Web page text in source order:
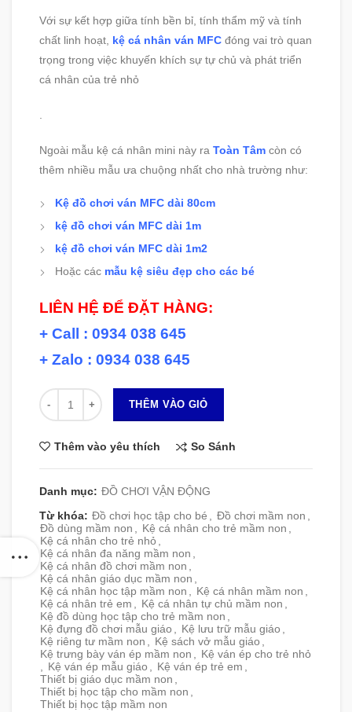
Với sự kết hợp giữa tính bền bỉ, tính thẩm mỹ và tính
chất linh hoạt, kệ cá nhân ván MFC đóng vai trò quan
trọng trong việc khuyến khích sự tự chủ và phát triển
cá nhân của trẻ nhỏ
Ngoài mẫu kệ cá nhân mini này ra Toàn Tâm còn có
thêm nhiều mẫu ưa chuộng nhất cho nhà trường như:
Kệ đồ chơi ván MFC dài 80cm
kệ đồ chơi ván MFC dài 1m
kệ đồ chơi ván MFC dài 1m2
Hoặc các mẫu kệ siêu đẹp cho các bé
LIÊN HỆ ĐỂ ĐẶT HÀNG:
+ Call : 0934 038 645
+ Zalo : 0934 038 645
Số lượng
THÊM VÀO GIỎ
Thêm vào yêu thích So Sánh
Danh mục: ĐỒ CHƠI VẬN ĐỘNG
Từ khóa: Đồ chơi học tập cho bé Đồ chơi mầm non
Đồ dùng mầm non
Kệ cá nhân cho trẻ mầm non
Kệ cá nhân cho trẻ nhỏ
Kệ cá nhân đa năng mầm non
Kệ cá nhân đồ chơi mầm non
Kệ cá nhân giáo dục mầm non
Kệ cá nhân học tập mầm non
Kệ cá nhân mầm non
Kệ cá nhân trẻ em
Kệ cá nhân tự chủ mầm non
Kệ đồ dùng học tập cho trẻ mầm non
Kệ đựng đồ chơi mẫu giáo
Kệ lưu trữ mẫu giáo
Kệ riêng tư mầm non
Kệ sách vở mẫu giáo
Kệ trưng bày ván ép mầm non
Kệ ván ép cho trẻ nhỏ
Kệ ván ép mẫu giáo Kệ ván ép trẻ em
Thiết bị giáo dục mầm non
Thiết bị học tập cho mầm non
Thiết bị học tập mầm non